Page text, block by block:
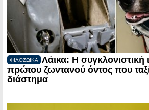
ΦΙΛΟΖΩΙΚΑ
Λάικα: Η συγκλονιστική
πρώτου ζωντανού όντος που
διάστημα